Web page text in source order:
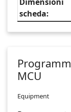
scheda:
MCU
Equipment